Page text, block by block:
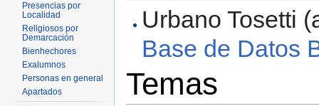
Urbano Tosetti
Base de Datos
Temas
Presencias por
Localidad
Religiosos por
Demarcación
Bienhechores
Exalumnos
Personas en general
Apartados